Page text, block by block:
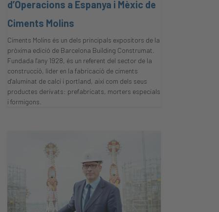
d’Operacions a Espanya i Mèxic de
Ciments Molins
Ciments Molins és un dels principals expositors de la
pròxima edició de Barcelona Building Construmat.
Fundada l'any 1928, és un referent del sector de la
construcció, líder en la fabricació de ciments
d'aluminat de calci i portland, així com dels seus
productes derivats: prefabricats, morters especials
i formigons.